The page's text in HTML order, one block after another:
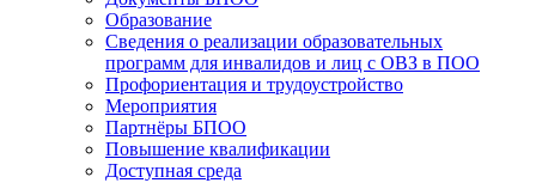
Образование
Сведения о реализации образовательных
программ для инвалидов и лиц с ОВЗ в ПОО
Профориентация и трудоустройство
Мероприятия
Партнёры БПОО
Повышение квалификации
Доступная среда